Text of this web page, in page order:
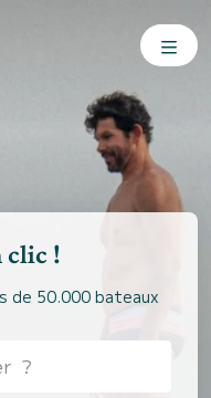
clic !
de 50.000 bateaux